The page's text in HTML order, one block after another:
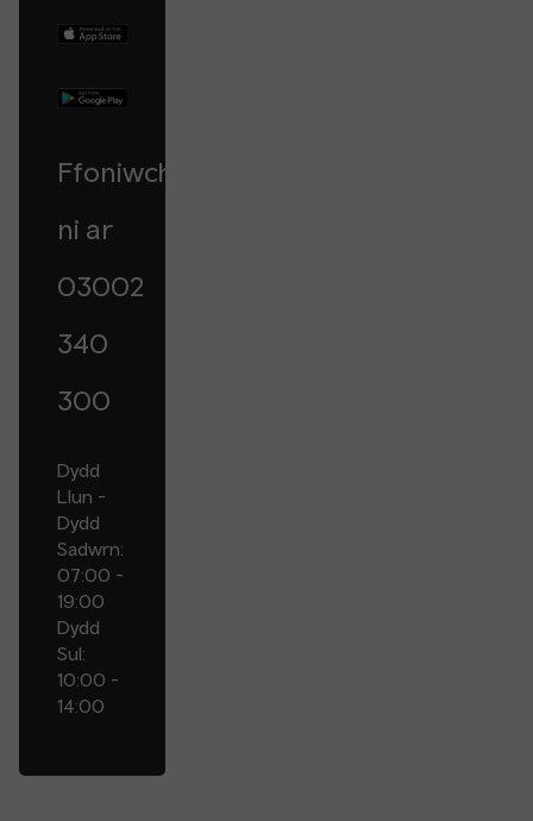
Ffoniwch
ni ar
03002
340
300
Dydd
Llun -
Dydd
Sadwrn:
07:00 -
19:00
Dydd
Sul:
10:00 -
14:00